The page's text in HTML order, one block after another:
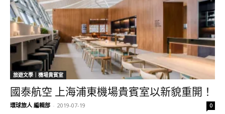
旅遊文學｜機場貴賓室
國泰航空 上海浦東機場貴賓室以新貌重開！
環球旅人 編輯部 - 2019-07-19 0